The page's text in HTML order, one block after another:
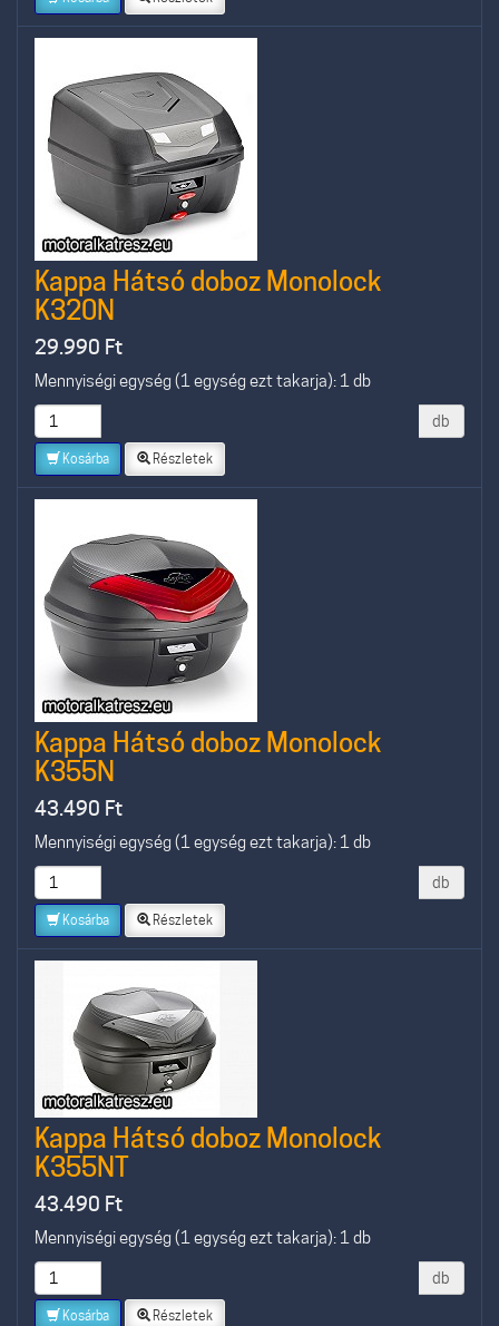
Kappa Hátsó doboz Monolock
K320N
29.990 Ft
Mennyiségi egység (1 egység ezt takarja): 1 db
db
Kosárba Részletek
Kappa Hátsó doboz Monolock
K355N
43.490 Ft
Mennyiségi egység (1 egység ezt takarja): 1 db
db
Kosárba Részletek
Kappa Hátsó doboz Monolock
K355NT
43.490 Ft
Mennyiségi egység (1 egység ezt takarja): 1 db
db
Kosárba Részletek